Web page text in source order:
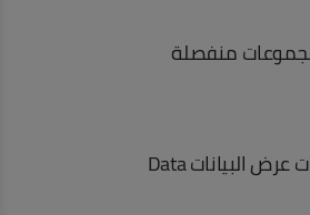
مجموعات منفصلة
القاعة مؤهلة بالإعدادات اللازمة لإقامة المحاضرات والندوات فيها. ومدعومة بالتقنيات المتطورة المتصلة بشبكة الإنترنت، ومزودة بشاشات عرض البيانات Data